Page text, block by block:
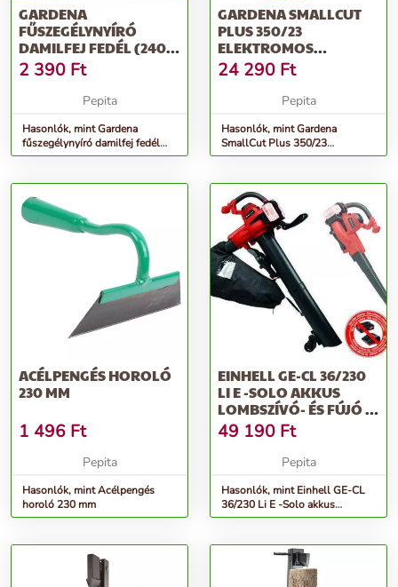
GARDENA
FŰSZEGÉLYNYÍRÓ
DAMILFEJ FEDÉL (2401,
2407)
2 390 Ft
Pepita
Hasonlók, mint Gardena
fűszegélynyíró damilfej fedél
(2401, 2407)
GARDENA SMALLCUT
PLUS 350/23
ELEKTROMOS
FŰSZEGÉLYNYÍRÓ
24 290 Ft
Pepita
Hasonlók, mint Gardena
SmallCut Plus 350/23
Elektromos fűszegélynyíró
ACÉLPENGÉS HOROLÓ
230 MM
1 496 Ft
Pepita
Hasonlók, mint Acélpengés
horoló 230 mm
EINHELL GE-CL 36/230
LI E -SOLO AKKUS
LOMBSZÍVÓ- ÉS FÚJÓ -
AKKUMU...
49 190 Ft
Pepita
Hasonlók, mint Einhell GE-CL
36/230 Li E -Solo akkus
lombszívó- és fújó - akkumu...